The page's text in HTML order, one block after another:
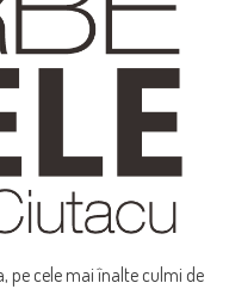
pe cele mai înalte culmi de